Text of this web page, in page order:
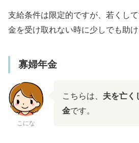
支給条件は限定的ですが、若くし
金を受け取れない時に少しでも助け
寡婦年金
こにな
こちらは、 夫を亡く
金です。